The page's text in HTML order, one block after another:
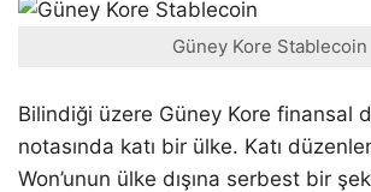
Güney Kore Stablecoin
Bilindiği üzere Güney Kore finansal
notasında katı bir ülke. Katı
Won’unun ülke dışına serbest bir